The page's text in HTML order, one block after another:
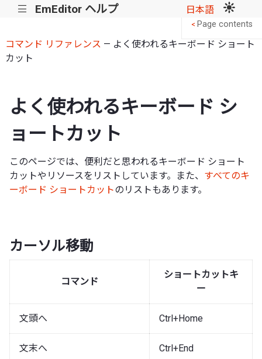
||| EmEditor ヘルプ 日本語
コマンド リファレンス — よく使われるキーボード ショート
カット
よく使われるキーボード シ
ョートカット
このページでは、便利だと思われるキーボード ショート
カットやリソースをリストしています。また、 すべてのキ
ーボード ショートカットのリストもあります。
カーソル移動
コマンド
ショートカットキ
ー
文頭へ Ctrl+Home
文末へ Ctrl+End
< Page contents